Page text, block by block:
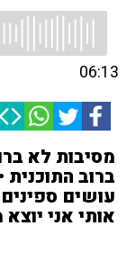
06:13
מסיבות לא
ברוב
עושים
אותי אני יוצא